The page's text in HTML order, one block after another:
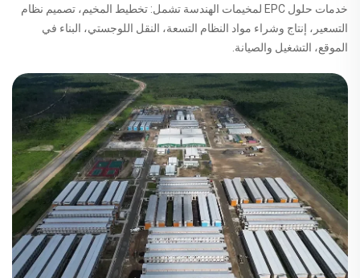
خدمات حلول EPC لمخيمات الهندسة تشمل: تخطيط المخيم، تصميم نظام
التسعير، إنتاج وشراء مواد النظام التسعة، النقل اللوجستي، البناء في
الموقع، التشغيل والصيانة.